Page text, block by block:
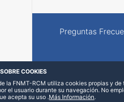
Preguntas
COOKIES
la FNMT-RCM utiliza cookies propias y
el usuario durante su navegación. No
acepta su uso .Más Información.